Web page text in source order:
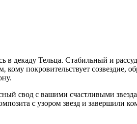
в декаду Тельца. Стабильный и
покровительствует созвездие,
свод с вашими счастливыми
с узором звезд и завершили